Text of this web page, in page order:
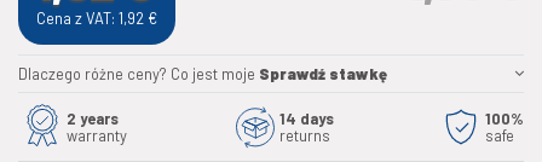
Cena z VAT: 1,92 €
Dlaczego różne ceny? Co jest moje Sprawdź stawkę
2 years
warranty
14 days
returns
100%
safe